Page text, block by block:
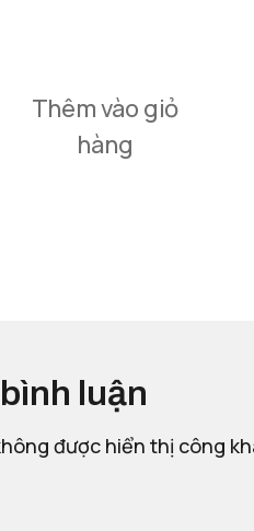
Thêm vào giỏ
hàng
luận
được hiển thị công